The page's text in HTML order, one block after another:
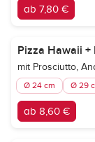
ab 7,80 €
Pizza Hawaii +
mit Prosciutto,
Ø 24 cm Ø 29
ab 8,60 €